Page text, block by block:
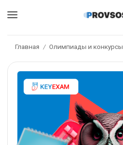
Главная / Олимпиады и конкурсы